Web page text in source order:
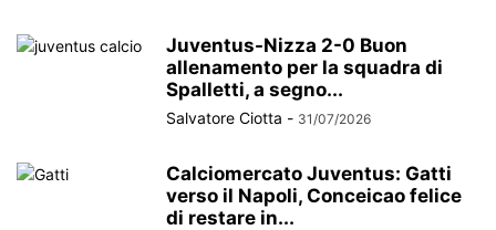
Juventus-Nizza 2-0 Buon
allenamento per la squadra di
Spalletti, a segno...
Salvatore Ciotta - 31/07/2026
Calciomercato Juventus: Gatti
verso il Napoli, Conceicao felice
di restare in...